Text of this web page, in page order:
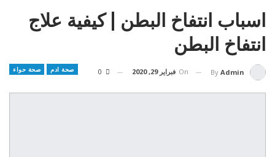
اسباب انتفاخ البطن | كيفية علاج
انتفاخ البطن
صحة ادم صحة حواء By Admin
On فبراير 29, 2020